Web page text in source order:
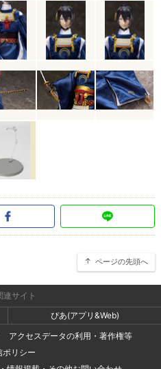
ページの先頭へ
連サイト
ぴあ(アプリ&Web)
アクセスデータの利用・著作権等
ポリシー